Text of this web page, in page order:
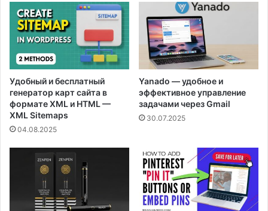
Удобный и бесплатный
генератор карт сайта в
формате XML и HTML —
XML Sitemaps
04.08.2025
Yanado — удобное и
эффективное управление
задачами через Gmail
30.07.2025